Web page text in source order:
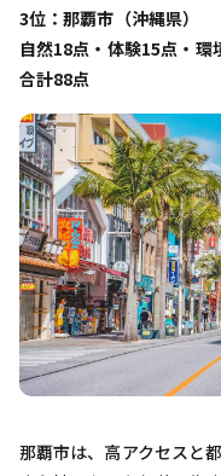
3位：那覇市（沖縄県）
自然18点・体験15点・
合計88点
那覇市は、高アクセスと